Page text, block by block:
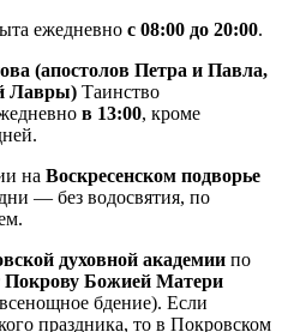
ежедневно с 08:00 до 20:00.
(апостолов Петра и Павла,
Лавры) Таинство
в 13:00, кроме
на Воскресенском подворье
— без водосвятия, по
духовной академии по
Покрову Божией Матери
бдение). Если
праздника, то в Покровском